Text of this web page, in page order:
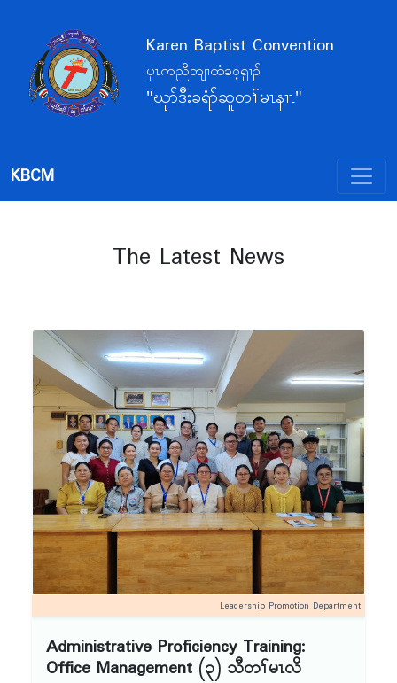
Karen Baptist Convention
ပှၤကညီဘျၢထံခဝ့ရှၢၣ်
"ဃုာ်ဒီးခရံာ်ဆူတၢ်မၤနၢၤ"
KBCM
The Latest News
Leadership Promotion Department
Administrative Proficiency Training:
Office Management (၃) သီတၢ်မၤလိ